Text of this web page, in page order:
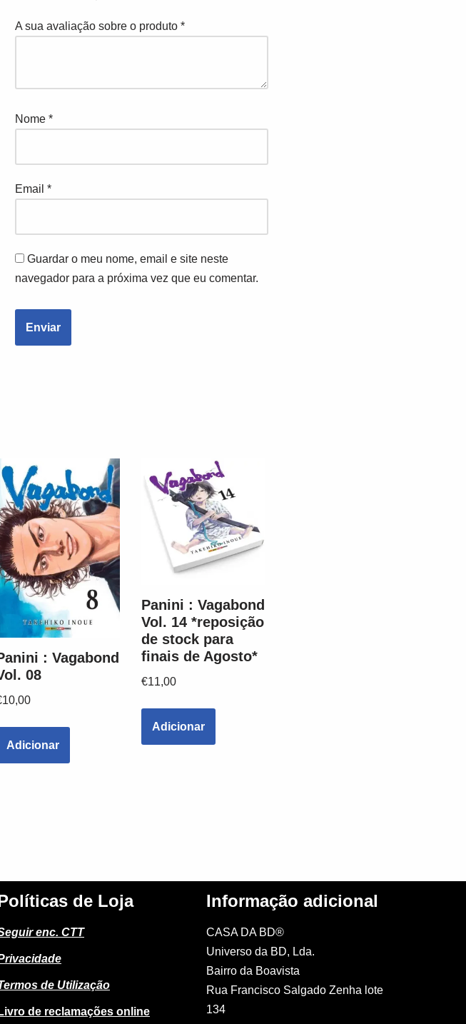
A sua avaliação sobre o produto *
Nome *
Email *
Guardar o meu nome, email e site neste
navegador para a próxima vez que eu comentar.
: Vagabond
08
10,00
Adicionar
Panini : Vagabond
Vol. 14 *reposição
de stock para
finais de Agosto*
€11,00
Adicionar
de Loja
enc. CTT
de Utilização
Livro de reclamações online
Informação adicional
CASA DA BD®
Universo da BD, Lda.
Bairro da Boavista
Rua Francisco Salgado Zenha lote
134